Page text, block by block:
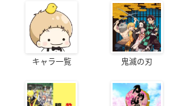
キャラ一覧 鬼滅の刃